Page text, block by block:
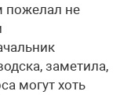
пожелал не
заметила,
могут хоть